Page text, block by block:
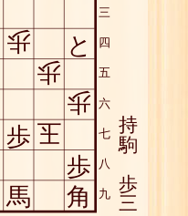
三
四
五
六
七
八
九
歩
と
歩
歩
歩 玉
歩
馬
角 三
歩
駒
持